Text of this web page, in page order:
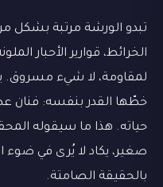
تبدو الورشة مرتبة بشكل
الخرائط، قوارير الأحبار
لمقاومة، لا شيء مسروق.
خطّها القدر بنفسه: فنان
حياته. هذا ما سيقوله
صغير، يكاد لا يُرى في
بالحقيقة الصامتة.